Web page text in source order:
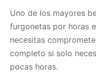
Uno de los mayores
furgonetas por horas
necesitas
completo si solo
pocas horas.